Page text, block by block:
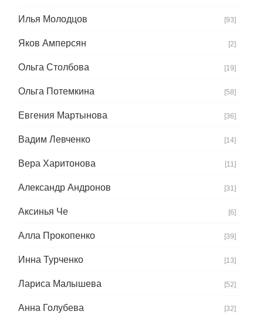
Илья Молодцов [93]
Яков Амперсян [2]
Ольга Столбова [19]
Ольга Потемкина [58]
Евгения Мартынова [36]
Вадим Левченко [14]
Вера Харитонова [11]
Александр Андронов [31]
Аксинья Че [6]
Алла Прокопенко [39]
Инна Турченко [13]
Лариса Малышева [52]
Анна Голубева [32]